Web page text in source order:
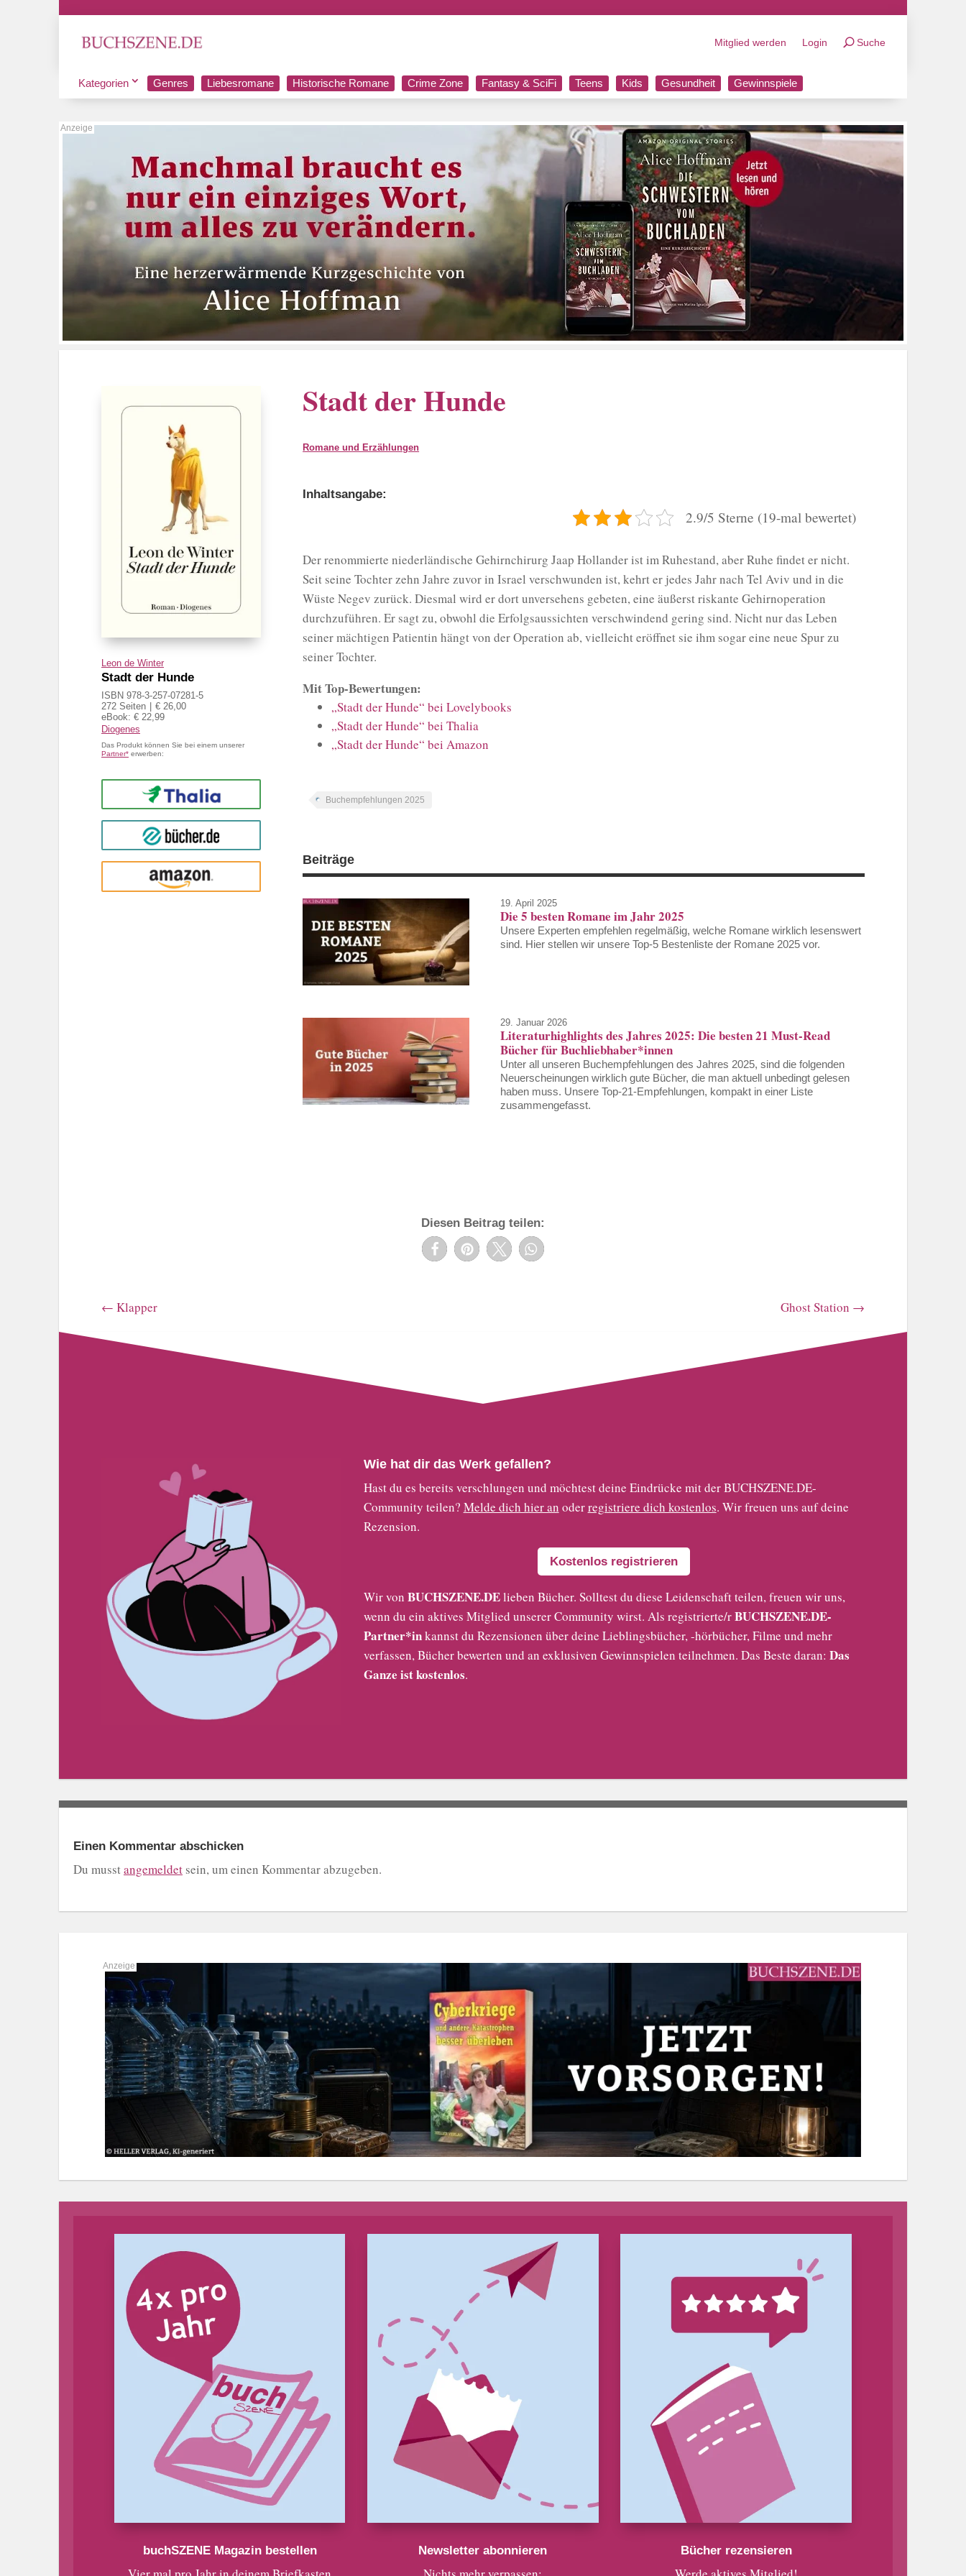
Mitglied werden Login Suche
Kategorien Genres Liebesromane Historische Romane Crime Zone Fantasy & SciFi Teens Kids Gesundheit Gewinnspiele
Leon de Winter
Stadt der Hunde
ISBN 978-3-257-07281-5
272 Seiten
€ 26,00
eBook: € 22,99
Diogenes
Das Produkt können Sie bei einem unserer
Partner* erwerben:
Thalia
buecher.de
Amazon
Stadt der Hunde
Romane und Erzählungen
Inhaltsangabe:
2.9/5 Sterne (19-mal bewertet)
Der renommierte niederländische Gehirnchirurg Jaap Hollander ist im Ruhestand, aber Ruhe findet er nicht.
Seit seine Tochter zehn Jahre zuvor in Israel verschwunden ist, kehrt er jedes Jahr nach Tel Aviv und in die
Wüste Negev zurück. Diesmal wird er dort unversehens gebeten, eine äußerst riskante Gehirnoperation
durchzuführen. Er sagt zu, obwohl die Erfolgsaussichten verschwindend gering sind. Nicht nur das Leben
seiner mächtigen Patientin hängt von der Operation ab, vielleicht eröffnet sie ihm sogar eine neue Spur zu
seiner Tochter.
Mit Top-Bewertungen:
„Stadt der Hunde“ bei Lovelybooks
„Stadt der Hunde“ bei Thalia
„Stadt der Hunde“ bei Amazon
Buchempfehlungen 2025
Beiträge
19. April 2025
Die 5 besten Romane im Jahr 2025
Unsere Experten empfehlen regelmäßig, welche Romane wirklich lesenswert
sind. Hier stellen wir unsere Top-5 Bestenliste der Romane 2025 vor.
29. Januar 2026
Literaturhighlights des Jahres 2025: Die besten 21 Must-Read
Bücher für Buchliebhaber*innen
Unter all unseren Buchempfehlungen des Jahres 2025, sind die folgenden
Neuerscheinungen wirklich gute Bücher, die man aktuell unbedingt gelesen
haben muss. Unsere Top-21-Empfehlungen, kompakt in einer Liste
zusammengefasst.
Diesen Beitrag teilen:
← Klapper Ghost Station →
Wie hat dir das Werk gefallen?
Hast du es bereits verschlungen und möchtest deine Eindrücke mit der BUCHSZENE.DE-
Community teilen? Melde dich hier an oderregistriere dich kostenlos. Wir freuen uns auf deine
Rezension.
Kostenlos registrieren
Wir von BUCHSZENE.DElieben Bücher. Solltest du diese Leidenschaft teilen, freuen wir uns,
wenn du ein aktives Mitglied unserer Community wirst. Als registrierte/rBUCHSZENE.DE-
Partner*inkannst du Rezensionen über deine Lieblingsbücher, -hörbücher, Filme und mehr
verfassen, Bücher bewerten und an exklusiven Gewinnspielen teilnehmen. Das Beste daran: Das
Ganze ist kostenlos.
Einen Kommentar abschicken
Du musstangemeldet sein, um einen Kommentar abzugeben.
buchSZENE Magazin bestellen Newsletter abonnieren Bücher rezensieren